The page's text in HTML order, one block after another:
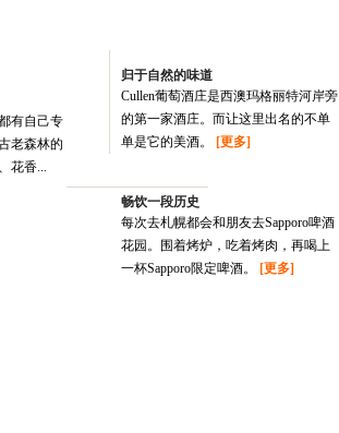
有自己专
老森林的
花香...
归于自然的味道
Cullen葡萄酒庄是西澳玛格丽特河岸旁
的第一家酒庄。而让这里出名的不单
单是它的美酒。
[更多]
畅饮一段历史
每次去札幌都会和朋友去Sapporo啤酒
花园。围着烤炉，吃着烤肉，再喝上
一杯Sapporo限定啤酒。
[更多]